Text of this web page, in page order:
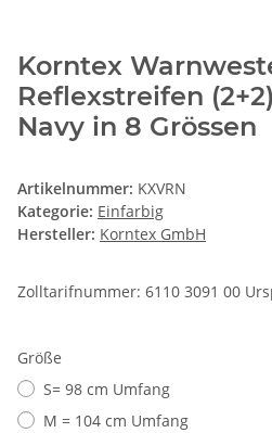
Korntex
Reflexstreifen
Navy in 8 Grössen
Artikelnummer: KXVRN
Kategorie: Einfarbig
Hersteller: Korntex GmbH
Zolltarifnummer: 6110 3091 00
Größe
S= 98 cm Umfang
M = 104 cm Umfang